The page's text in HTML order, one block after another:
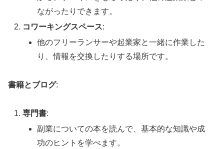
ながったりできます。
コワーキングスペース:
他のフリーランサーや起業家と一緒に作業した
り、情報を交換したりする場所です。
書籍とブログ:
専門書:
副業についての本を読んで、基本的な知識や成
功のヒントを学べます。